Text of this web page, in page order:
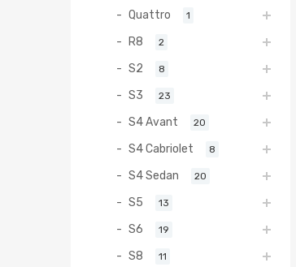
Quattro 1
R8 2
S2 8
S3 23
S4 Avant 20
S4 Cabriolet 8
S4 Sedan 20
S5 13
S6 19
S8 11